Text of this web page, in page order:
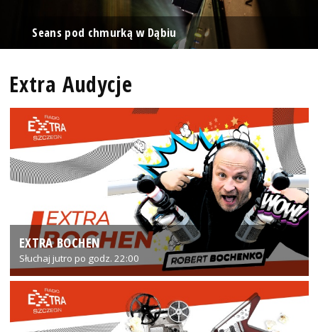
Seans pod chmurką w Dąbiu
Extra Audycje
EXTRA BOCHEN
Słuchaj jutro po godz. 22:00